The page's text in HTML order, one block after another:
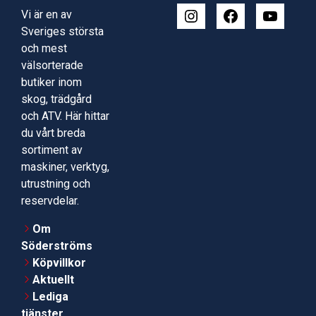
Vi är en av
Sveriges största
och mest
välsorterade
butiker inom
skog, trädgård
och ATV. Här hittar
du vårt breda
sortiment av
maskiner, verktyg,
utrustning och
reservdelar.
Om
Söderströms
Köpvillkor
Aktuellt
Lediga
tjänster